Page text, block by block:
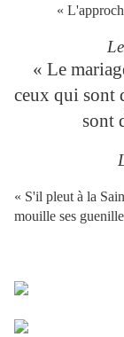
«
« Le
ceux qui sont
sont
« S'il pleut à la
mouille ses